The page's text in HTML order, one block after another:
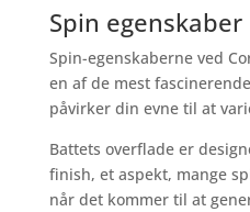
Spin egenskaber
Spin-egenskaberne ved
en af de mest
påvirker din evne til at
Battets overflade er
finish, et aspekt, mange
når det kommer til at